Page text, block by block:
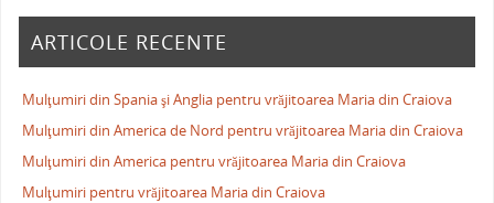
ARTICOLE RECENTE
Mulţumiri din Spania şi Anglia pentru vrăjitoarea Maria din Craiova
Mulţumiri din America de Nord pentru vrăjitoarea Maria din Craiova
Mulţumiri din America pentru vrăjitoarea Maria din Craiova
Mulţumiri pentru vrăjitoarea Maria din Craiova